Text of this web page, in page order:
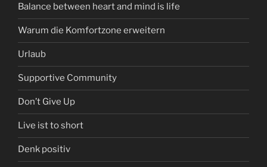
Balance between heart and mind is life
Warum die Komfortzone erweitern
Urlaub
Supportive Community
Don’t Give Up
Live ist to short
Denk positiv